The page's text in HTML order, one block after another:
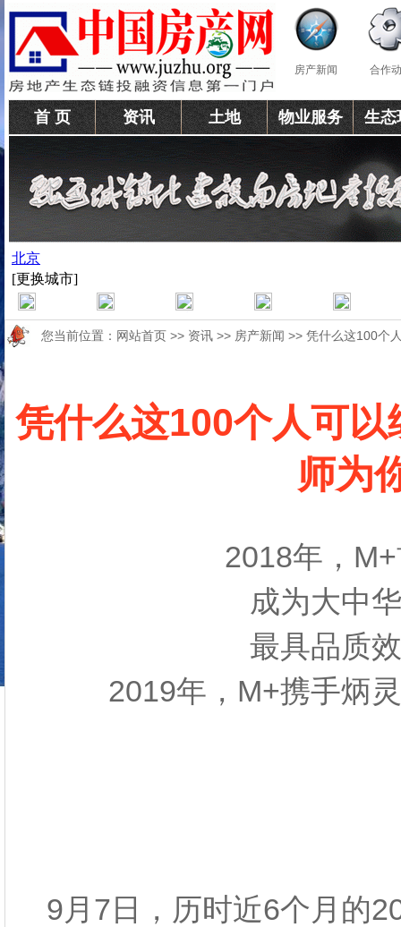
房产新闻 合作
首 页 资讯 土地 物业服务 生态
您当前位置： 网站首页 >> 资讯 >> 房产新闻 >> 凭什么这100个
凭什么这100个人可
师为
2018年，
成为大中
最具品质
2019年，M+携手炳
9月7日，历时近6个月的